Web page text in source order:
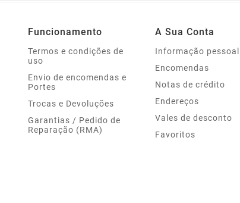
Funcionamento
Termos e condições de
uso
Envio de encomendas e
Portes
Trocas e Devoluções
Garantias / Pedido de
Reparação (RMA)
A Sua Conta
Informação pessoal
Encomendas
Notas de crédito
Endereços
Vales de desconto
Favoritos